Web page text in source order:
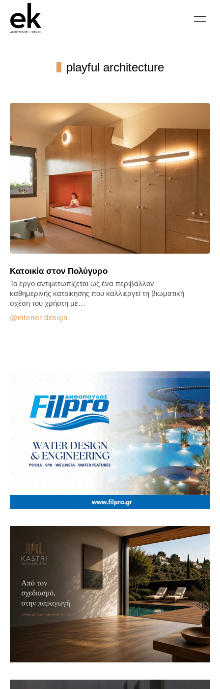
playful architecture
Κατοικία στον Πολύγυρο
interior design
Το έργο αντιμετωπίζεται ως ένα περιβάλλον
καθημερινής κατοίκησης που καλλιεργεί τη βιωματική
σχέση του χρήστη με…